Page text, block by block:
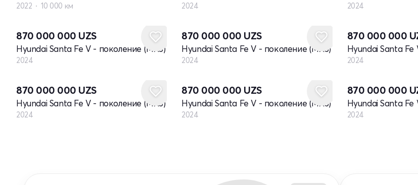
2022 10 000 км 2024 2024
870 000 000 UZS
Hyundai Santa Fe V - поколение (MX5)
2024
870 000 000 UZS
Hyundai Santa Fe V - поколение (MX5)
2024
870 000 000
Hyundai Santa Fe
2024
870 000 000 UZS
Hyundai Santa Fe V - поколение (MX5)
2024
870 000 000 UZS
Hyundai Santa Fe V - поколение (MX5)
2024
870 000 000
Hyundai Santa Fe
2024